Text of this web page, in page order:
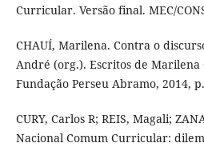
Curricular. Versão final. MEC/
CHAUÍ, Marilena. Contra o
André (org.). Escritos de Marilena
Fundação Perseu Abramo, 2014,
CURY, Carlos R; REIS, Magali;
Nacional Comum Curricular: